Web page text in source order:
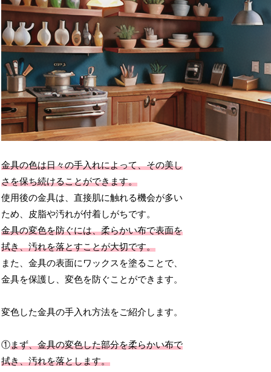
金具の色は日々の手入れによって、その美し
さを保ち続けることができます。
使用後の金具は、直接肌に触れる機会が多い
ため、皮脂や汚れが付着しがちです。
金具の変色を防ぐには、柔らかい布で表面を
拭き、汚れを落とすことが大切です。
また、金具の表面にワックスを塗ることで、
金具を保護し、変色を防ぐことができます。
変色した金具の手入れ方法をご紹介します。
①まず、金具の変色した部分を柔らかい布で
拭き、汚れを落とします。